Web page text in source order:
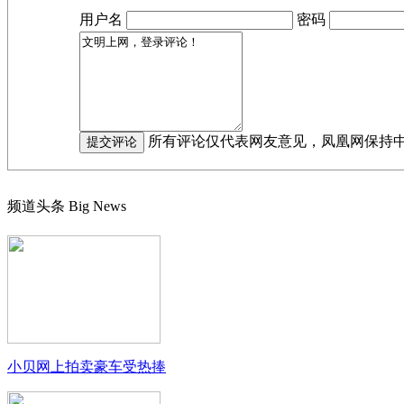
用户名
密码
所有评论仅代表网友意见，凤凰网保持中
频道头条 Big News
小贝网上拍卖豪车受热捧